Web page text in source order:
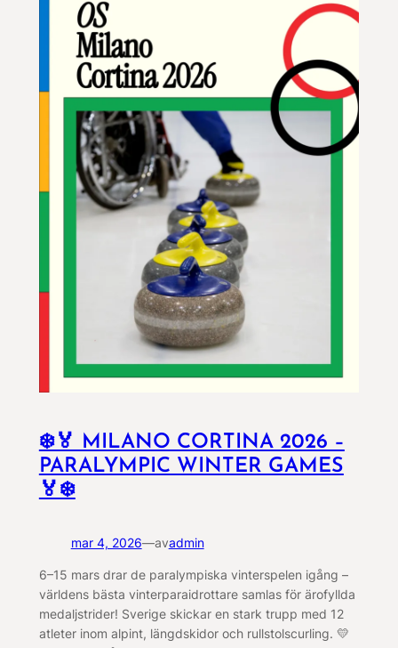
❄️🏅 MILANO CORTINA 2026 –
PARALYMPIC WINTER GAMES
🏅❄️
mar 4, 2026—avadmin
6–15 mars drar de paralympiska vinterspelen igång –
världens bästa vinterparaidrottare samlas för ärofyllda
medaljstrider! Sverige skickar en stark trupp med 12
atleter inom alpint, längdskidor och rullstolscurling. 💛